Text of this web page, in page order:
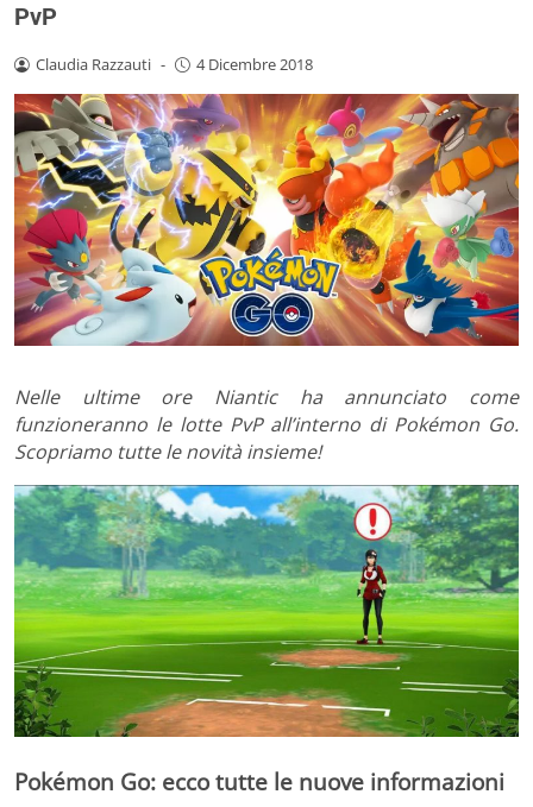
PvP
Claudia Razzauti - 4 Dicembre 2018
Nelle ultime ore Niantic ha annunciato come
funzioneranno le lotte PvP all’interno di Pokémon Go.
Scopriamo tutte le novità insieme!
Pokémon Go: ecco tutte le nuove informazioni